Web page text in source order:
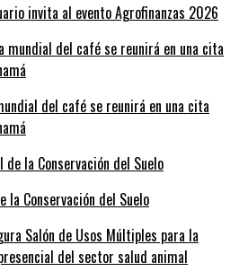
invita al evento Agrofinanzas 2026
del café se reunirá en una cita
la Conservación del Suelo